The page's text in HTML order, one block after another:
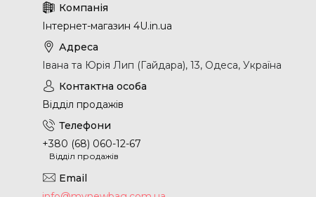
Інтернет-магазин 4U.in.ua
Івана та Юрія Лип (Гайдара), 13, Одеса, Україна
Відділ продажів
+380 (68) 060-12-67
Відділ продажів